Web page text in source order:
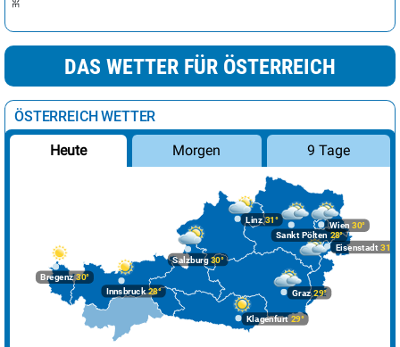
DAS WETTER FÜR ÖSTERREICH
ÖSTERREICH WETTER
Heute Morgen 9 Tage
Bregenz30°
Graz29°
Innsbruck28°
Klagenfurt 29°
Linz31°
Salzburg30°
Wien 30°
Eisenstadt 31°
Sankt Pölten 28°